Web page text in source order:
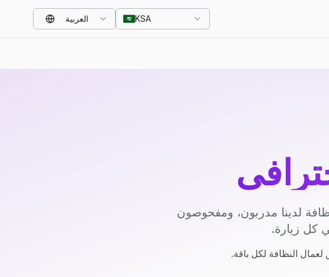
KSA العربية
لدينا مدربون، ومفحوصون
كل زيارة.
النظافة لكل باقة.